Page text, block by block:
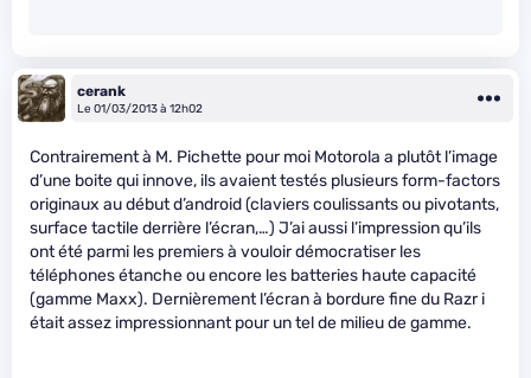
cerank
Le 01/03/2013 à 12h02
Contrairement à M. Pichette pour moi Motorola a plutôt l’image
d’une boite qui innove, ils avaient testés plusieurs form-factors
originaux au début d’android (claviers coulissants ou pivotants,
surface tactile derrière l’écran,…) J’ai aussi l’impression qu’ils
ont été parmi les premiers à vouloir démocratiser les
téléphones étanche ou encore les batteries haute capacité
(gamme Maxx). Dernièrement l’écran à bordure fine du Razr i
était assez impressionnant pour un tel de milieu de gamme.